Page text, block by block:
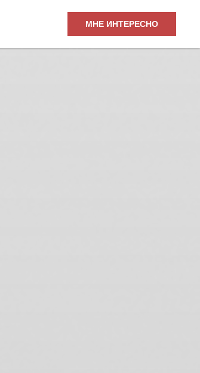
МНЕ ИНТЕРЕСНО